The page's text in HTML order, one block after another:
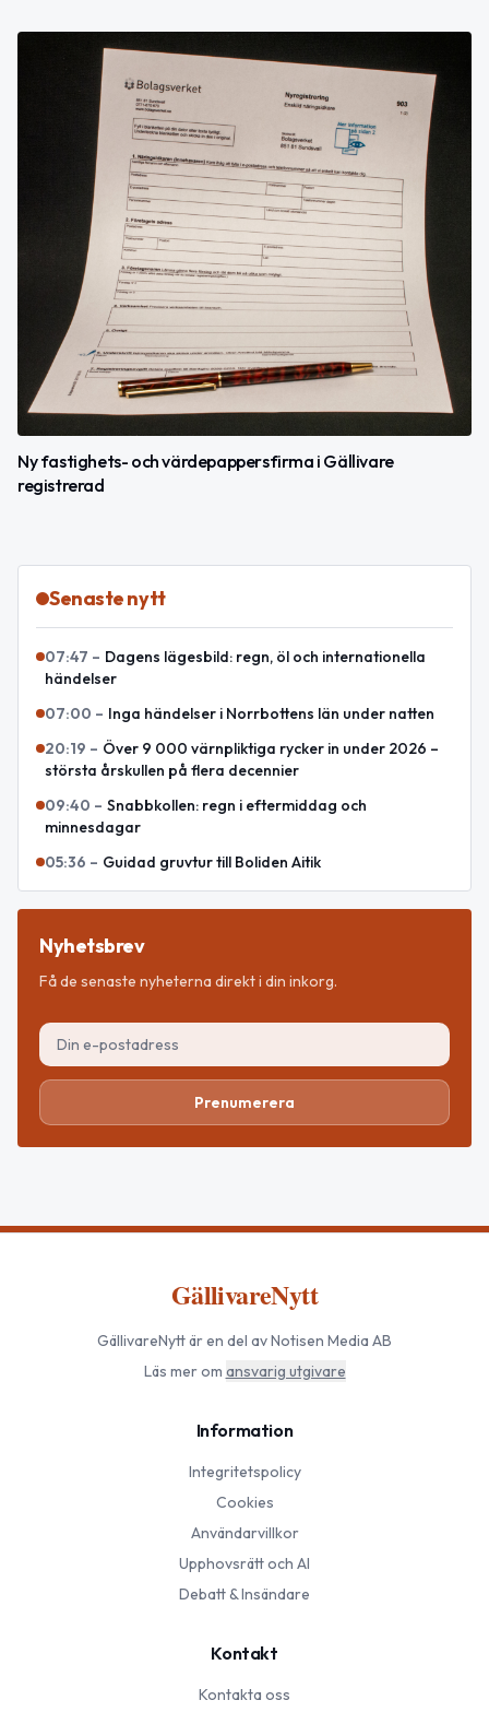
Ny fastighets- och värdepappersfirma i Gällivare
registrerad
Senaste nytt
07:47 – Dagens lägesbild: regn, öl och internationella
händelser
07:00 – Inga händelser i Norrbottens län under natten
20:19 – Över 9 000 värnpliktiga rycker in under 2026 –
största årskullen på flera decennier
09:40 – Snabbkollen: regn i eftermiddag och
minnesdagar
05:36 – Guidad gruvtur till Boliden Aitik
Nyhetsbrev
Få de senaste nyheterna direkt i din inkorg.
Prenumerera
GällivareNytt
GällivareNyttär en del av Notisen Media AB
Läs mer om ansvarig utgivare
Information
Integritetspolicy
Cookies
Användarvillkor
Upphovsrätt och AI
Debatt & Insändare
Kontakt
Kontakta oss